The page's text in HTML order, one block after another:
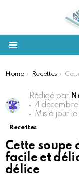
You are here:
Home Recettes Cette soupe
Rédigé par
4 décembre
Mis à jour le
Recettes
Cette soupe
facile et
délice